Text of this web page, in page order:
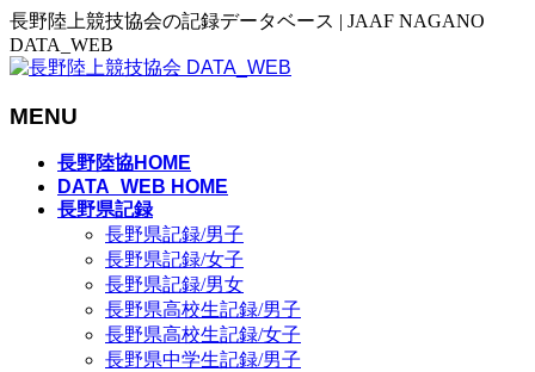
長野陸上競技協会の記録データベース | JAAF NAGANO
DATA_WEB
MENU
長野陸協HOME
DATA_WEB HOME
長野県記録
長野県記録/男子
長野県記録/女子
長野県記録/男女
長野県高校生記録/男子
長野県高校生記録/女子
長野県中学生記録/男子